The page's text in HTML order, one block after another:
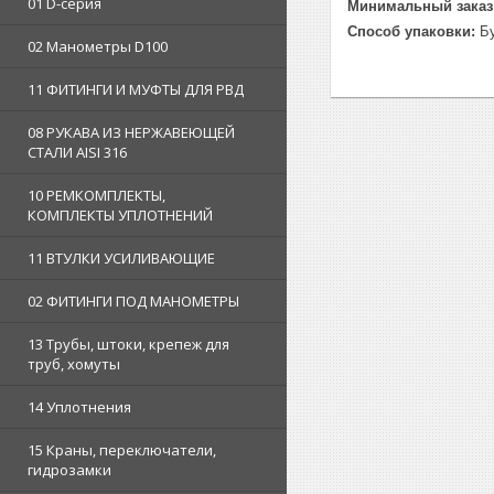
02 Манометры D100
11 ФИТИНГИ И МУФТЫ ДЛЯ РВД
08 РУКАВА ИЗ НЕРЖАВЕЮЩЕЙ
СТАЛИ AISI 316
10 РЕМКОМПЛЕКТЫ,
КОМПЛЕКТЫ УПЛОТНЕНИЙ
11 ВТУЛКИ УСИЛИВАЮЩИЕ
02 ФИТИНГИ ПОД МАНОМЕТРЫ
13 Трубы, штоки, крепеж для
труб, хомуты
14 Уплотнения
15 Краны, переключатели,
гидрозамки
Минимальный
Способ упаковки: